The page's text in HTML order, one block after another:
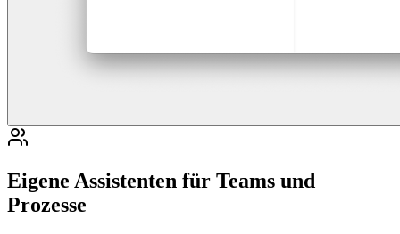
Eigene Assistenten für Teams und
Prozesse